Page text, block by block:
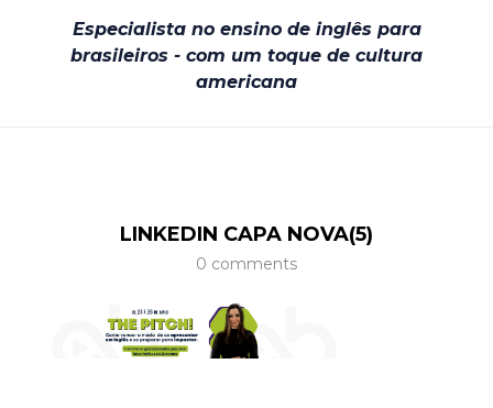
Especialista no ensino de inglês para
brasileiros - com um toque de cultura
americana
LINKEDIN CAPA NOVA(5)
0 comments